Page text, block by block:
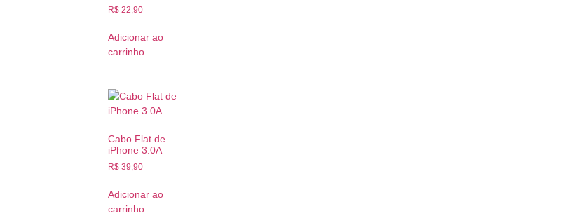
R$ 22,90
Adicionar ao
carrinho
Cabo Flat de
iPhone 3.0A
R$ 39,90
Adicionar ao
carrinho